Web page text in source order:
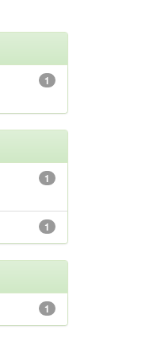
1
1
1
1